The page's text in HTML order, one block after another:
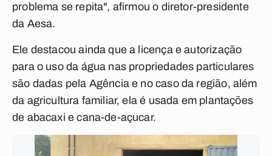
problema se repita", afirmou o diretor-presidente
da Aesa.
Ele destacou ainda que a licença e autorização
para o uso da água nas propriedades particulares
são dadas pela Agência e no caso da região, além
da agricultura familiar, ela é usada em plantações
de abacaxi e cana-de-açucar.